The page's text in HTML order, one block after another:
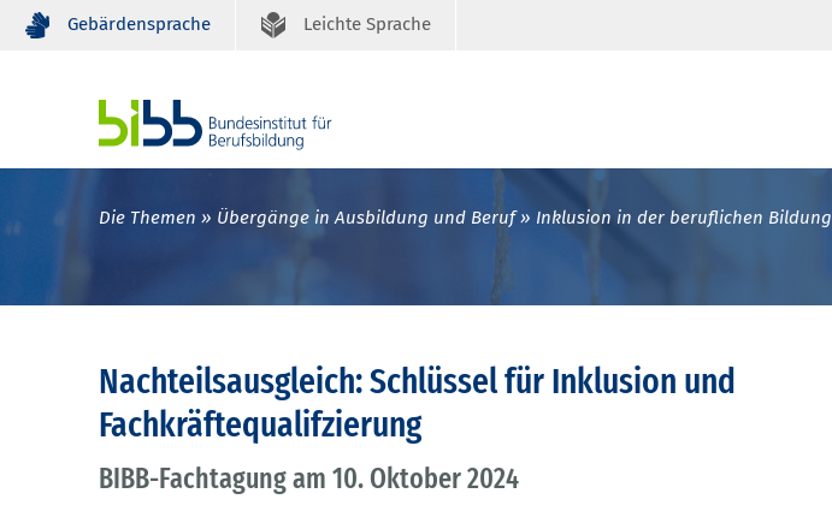
Gebärdensprache Leichte Sprache
Die Themen Übergänge in Ausbildung und Beruf Inklusion in der beruflichen Bildung
Nachteilsausgleich: Schlüssel für Inklusion und
Fachkräftequalifzierung
BIBB-Fachtagung am 10. Oktober 2024